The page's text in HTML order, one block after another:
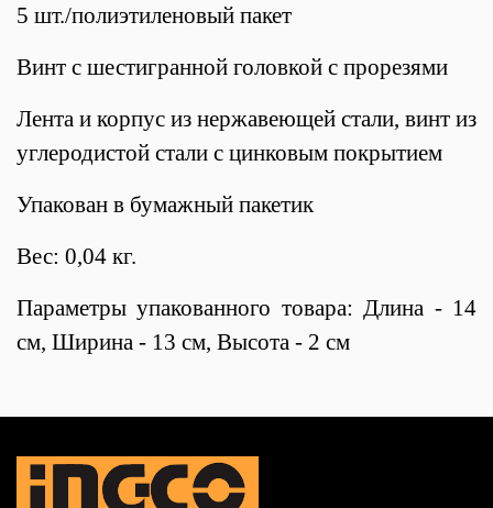
5 шт./полиэтиленовый пакет
Винт с шестигранной головкой с прорезями
Лента и корпус из нержавеющей стали, винт из
углеродистой стали с цинковым покрытием
Упакован в бумажный пакетик
Вес: 0,04 кг.
Параметры упакованного товара: Длина - 14
см, Ширина - 13 см, Высота - 2 см